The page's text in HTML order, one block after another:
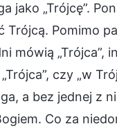
jako „Trójcę”.
Trójcą. Pomimo
mówią „Trójca”,
czy „w
a bez jednej z
Co za